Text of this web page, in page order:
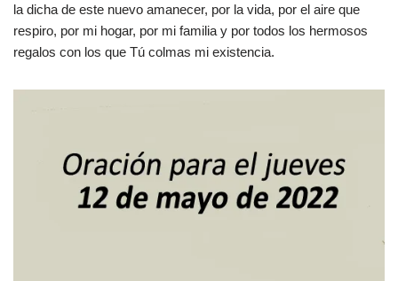
la dicha de este nuevo amanecer, por la vida, por el aire que
respiro, por mi hogar, por mi familia y por todos los hermosos
regalos con los que Tú colmas mi existencia.